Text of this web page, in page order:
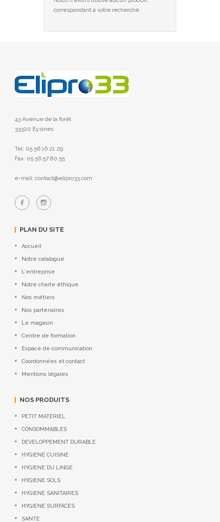
correspondant à votre recherche.
43 Avenue de la forêt
33320 Eysines
Tel: 05 56 16 21 29
Fax: 05 56 57 80 55
e-mail: contact@elipro33.com
PLAN DU SITE
Accueil
Notre catalogue
L'entreprise
Notre charte éthique
Nos métiers
Nos partenaires
Le magasin
Centre de formation
Espace de communication
Coordonnées et contact
Mentions légales
NOS PRODUITS
PETIT MATERIEL
CONSOMMABLES
DEVELOPPEMENT DURABLE
HYGIENE CUISINE
HYGIENE DU LINGE
HYGIENE SOLS
HYGIENE SANITAIRES
HYGIENE SURFACES
SANTE